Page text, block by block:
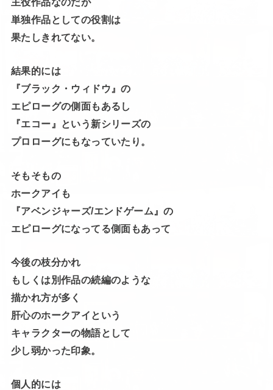
しっかり公式化になったら
もう一度0から復習したいよ。
単独作品としての役割は
果たしきれてない。
結果的には
『ブラック・ウィドウ』の
エピローグの側面もあるし
『エコー』という新シリーズの
プロローグにもなっていたり。
そもそもの
ホークアイも
『アベンジャーズ/エンドゲーム』の
エピローグになってる側面もあって
今後の枝分かれ
もしくは別作品の続編のような
描かれ方が多く
肝心のホークアイという
キャラクターの物語として
少し弱かった印象。
個人的には